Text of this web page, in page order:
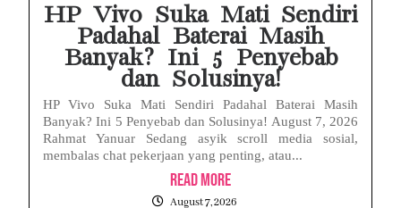
HP Vivo Suka Mati Sendiri
Padahal Baterai Masih
Banyak? Ini 5 Penyebab
dan Solusinya!
HP Vivo Suka Mati Sendiri Padahal Baterai Masih
Banyak? Ini 5 Penyebab dan Solusinya! August 7, 2026
Rahmat Yanuar Sedang asyik scroll media sosial,
membalas chat pekerjaan yang penting, atau...
Read More
August 7, 2026